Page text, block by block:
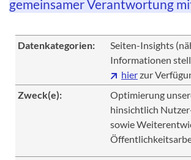
gemeinsamer Verantwortung
Datenkategorien:
Seiten-Insights
Informationen
hierzur
Zweck(e):
Optimierung
hinsichtlich
sowie